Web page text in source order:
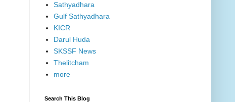
Sathyadhara
Gulf Sathyadhara
KICR
Darul Huda
SKSSF News
Thelitcham
more
Search This Blog